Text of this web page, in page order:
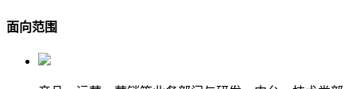
面向范围